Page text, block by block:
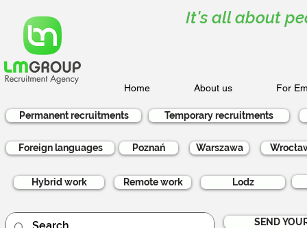
It's all about
Home About us For
Lodz
Permanent recruitments Temporary recruitments
Foreign languages Poznań Warszawa
Hybrid work Remote work
SEND